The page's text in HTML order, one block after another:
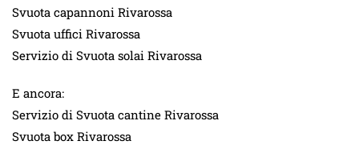
Svuota capannoni Rivarossa
Svuota uffici Rivarossa
Servizio di Svuota solai Rivarossa
E ancora:
Servizio di Svuota cantine Rivarossa
Svuota box Rivarossa